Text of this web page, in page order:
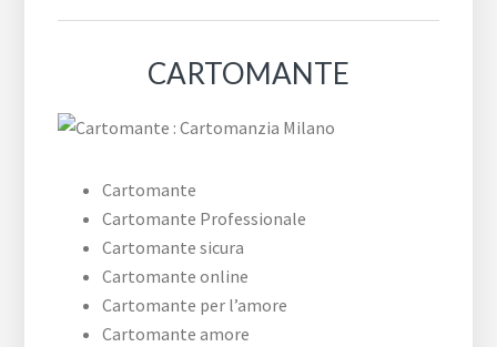
CARTOMANTE
Cartomante
Cartomante Professionale
Cartomante sicura
Cartomante online
Cartomante per l’amore
Cartomante amore